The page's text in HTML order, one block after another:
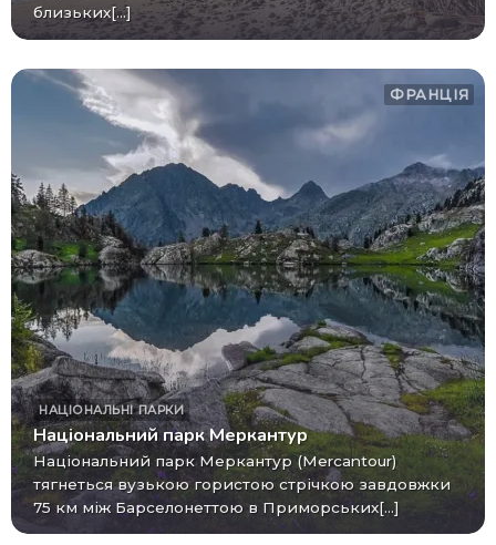
близьких[...]
ФРАНЦІЯ
НАЦІОНАЛЬНІ ПАРКИ
Національний парк Меркантур
Національний парк Меркантур (Mercantour)
тягнеться вузькою гористою стрічкою завдовжки
75 км між Барселонеттою в Приморських[...]